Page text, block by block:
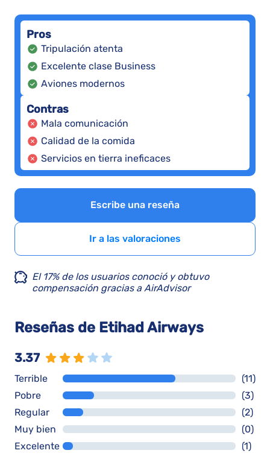
Pros
Tripulación atenta
Excelente clase Business
Aviones modernos
Contras
Mala comunicación
Calidad de la comida
Servicios en tierra ineficaces
Escribe una reseña
Ir a las valoraciones
El 17% de los usuarios conoció y obtuvo
compensación gracias a AirAdvisor
Reseñas de Etihad Airways
3.37
Terrible
(11)
Pobre
(3)
Regular
(2)
Muy bien
(0)
Excelente
(1)